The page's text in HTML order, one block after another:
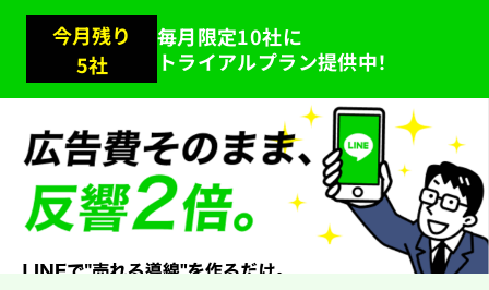
今月残り
5社
毎月限定10社に
トライアルプラン提供中！